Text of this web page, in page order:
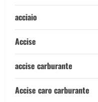
acciaio
Accise
accise carburante
Accise caro carburante